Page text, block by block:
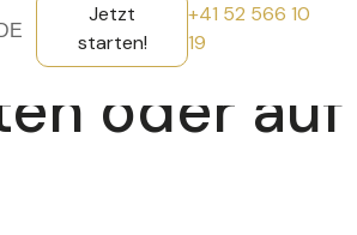
Jetzt
starten!
+41 52 566 10
19
oder